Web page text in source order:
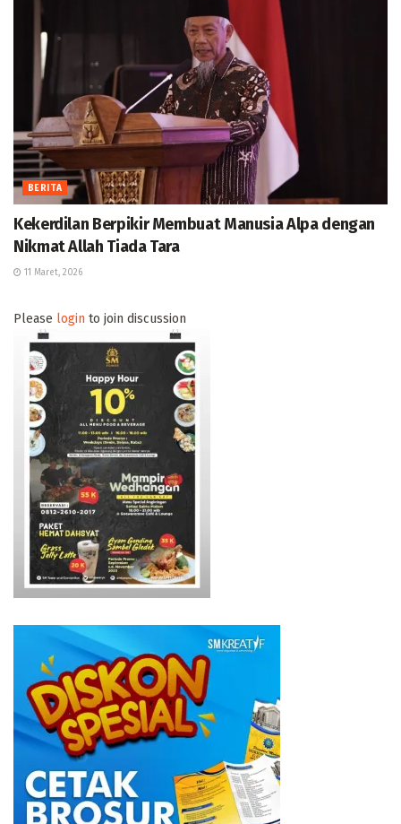
BERITA
Kekerdilan Berpikir Membuat Manusia Alpa dengan
Nikmat Allah Tiada Tara
11 Maret, 2026
Please login to join discussion